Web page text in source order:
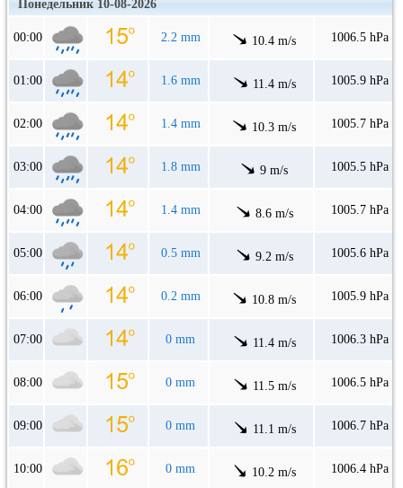
Понедельник 10-08-2026
00:00 2.2 mm 10.4 m/s 1006.5 hPa
01:00 1.6 mm 11.4 m/s 1005.9 hPa
02:00 1.4 mm 10.3 m/s 1005.7 hPa
03:00 1.8 mm 9 m/s 1005.5 hPa
04:00 1.4 mm 8.6 m/s 1005.7 hPa
05:00 0.5 mm 9.2 m/s 1005.6 hPa
06:00 0.2 mm 10.8 m/s 1005.9 hPa
07:00 0 mm 11.4 m/s 1006.3 hPa
08:00 0 mm 11.5 m/s 1006.5 hPa
09:00 0 mm 11.1 m/s 1006.7 hPa
10:00 0 mm 10.2 m/s 1006.4 hPa